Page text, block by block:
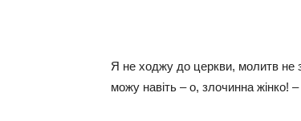
Я не ходжу до церкви, молитв не
можу навіть – о, злочинна жінко!